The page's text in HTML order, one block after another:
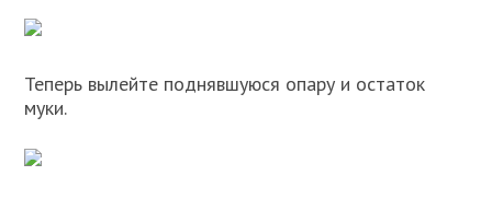
Теперь вылейте поднявшуюся опару и остаток
муки.